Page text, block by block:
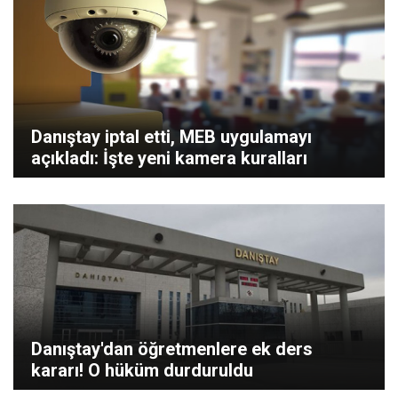
Danıştay iptal etti, MEB uygulamayı
açıkladı: İşte yeni kamera kuralları
Danıştay'dan öğretmenlere ek ders
kararı! O hüküm durduruldu